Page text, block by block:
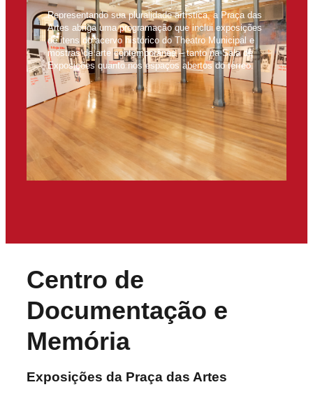
Representando sua pluralidade artística, a Praça das
Artes abriga uma programação que inclui exposições
de itens do acervo histórico do Theatro Municipal e
mostras de arte contemporânea – tanto na Sala de
Exposições quanto nos espaços abertos do térreo.
Centro de
Documentação e
Memória
Exposições da Praça das Artes